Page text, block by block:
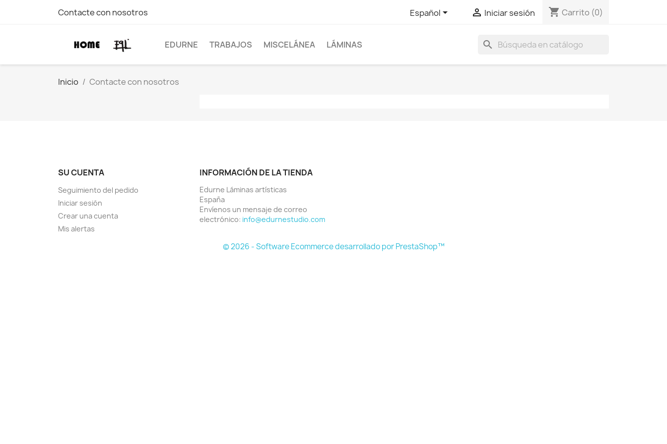
Contacte con nosotros Español  Iniciar sesión shopping_cart Carrito (0)
EDURNE TRABAJOS MISCELÁNEA LÁMINAS search
Inicio Contacte con nosotros
SU CUENTA
Seguimiento del pedido
Iniciar sesión
Crear una cuenta
Mis alertas
INFORMACIÓN DE LA TIENDA
Edurne Láminas artísticas
España
Envíenos un mensaje de correo
electrónico: info@edurnestudio.com
© 2026 - Software Ecommerce desarrollado por PrestaShop™